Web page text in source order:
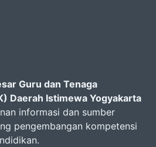
Guru dan Tenaga
Daerah Istimewa Yogyakarta
informasi dan sumber
pengembangan kompetensi